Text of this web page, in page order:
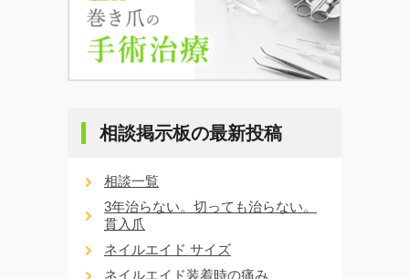
相談掲示板の最新投稿
相談一覧
3年治らない。切っても治らない。
貫入爪
ネイルエイド サイズ
ネイルエイド装着時の痛み